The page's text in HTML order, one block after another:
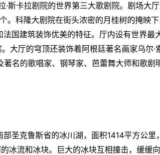
斯卡拉剧院的世界第三大歌剧院。剧场大
。 科隆大剧院在街头浓密的月桂树的掩映下
国建筑装饰优美的特征。厅内设有世界最
大厅的穹顶还装饰着阿根廷著名画家乌尔·
名的歌唱家、钢琴家、芭蕾舞大师和歌剧
部圣克鲁斯省的冰川湖，面积1414平方公里
冰流和冰块。巨大的冰块互相撞击，缓缓